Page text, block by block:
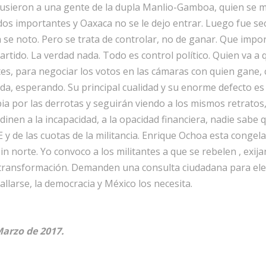
a una gente de la dupla Manlio-Gamboa, quien se
importantes y Oaxaca no se le dejo entrar. Luego fue
noto. Pero se trata de controlar, no de ganar. Que
La verdad nada. Todo es control político. Quien va
para negociar los votos en las cámaras con quien gane,
esperando. Su principal cualidad y su enorme defecto
por las derrotas y seguirán viendo a los mismos
a la incapacidad, a la opacidad financiera, nadie sabe
de las cuotas de la militancia. Enrique Ochoa esta
norte. Yo convoco a los militantes a que se rebelen ,
Demanden una consulta ciudadana para
la democracia y México los necesita.
de 2017.